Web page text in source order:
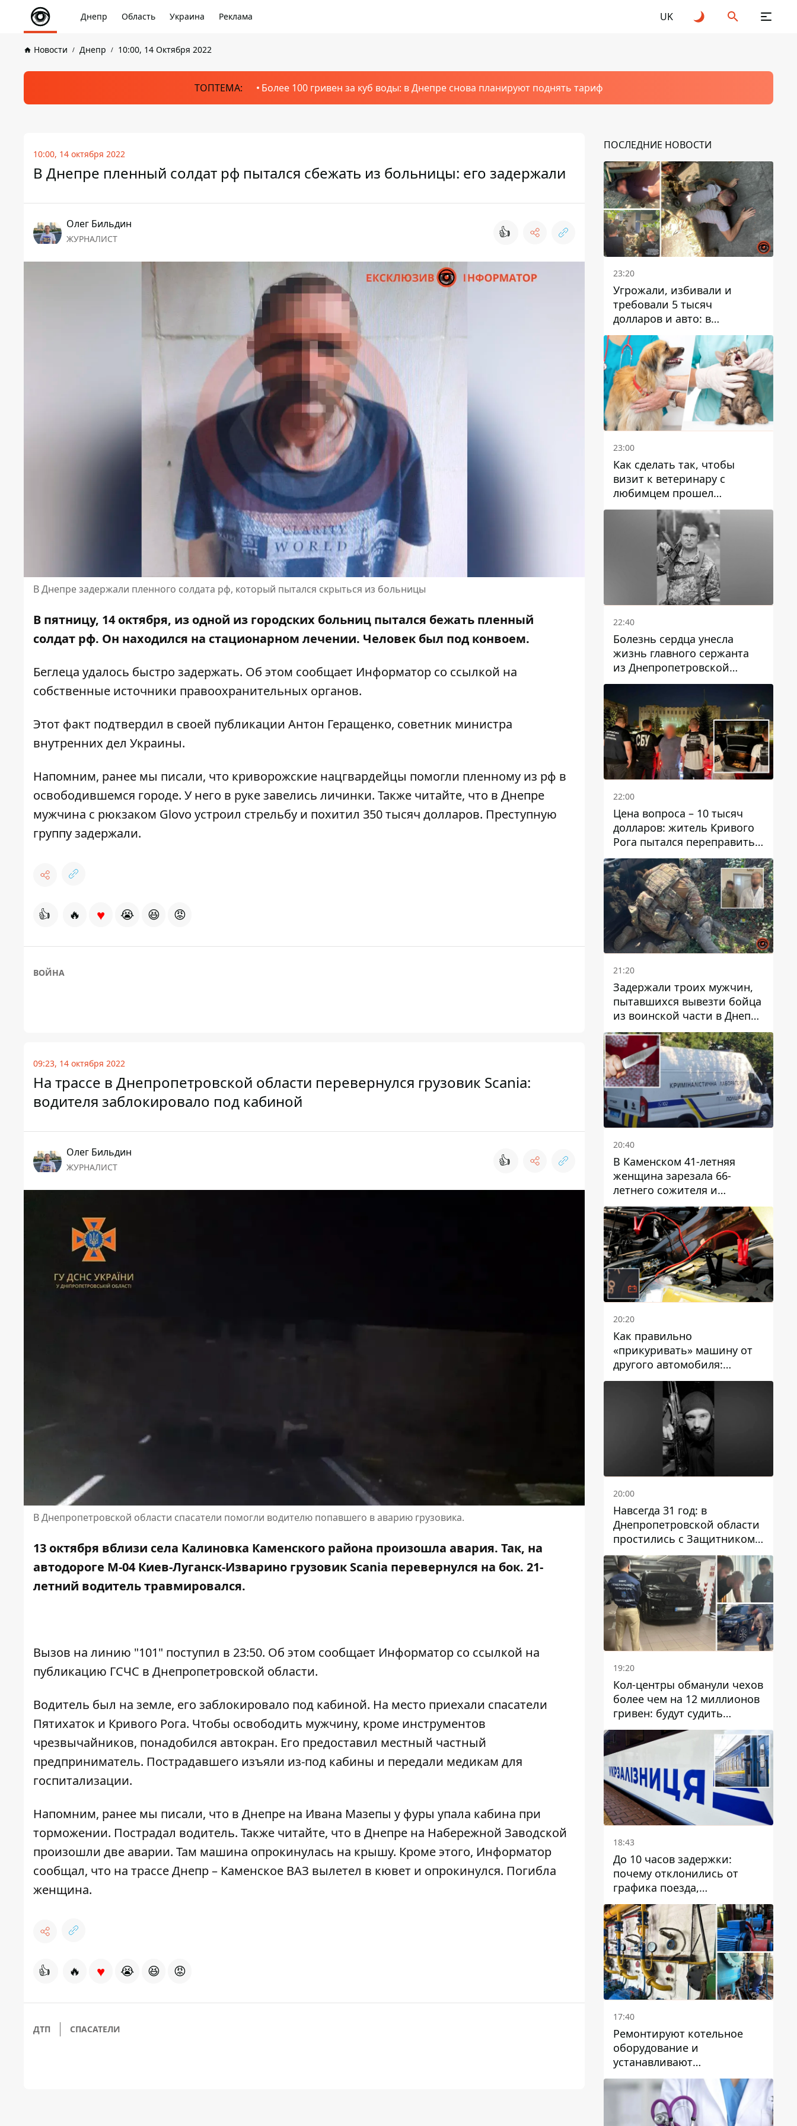
Днепр Область Украина Реклама UK
Новости Днепр 10:00, 14 Октября 2022
ТОПТЕМА: Более 100 гривен за куб воды: в Днепре снова планируют поднять тариф
10:00, 14 октября 2022
В Днепре пленный солдат рф пытался сбежать из больницы: его задержали
Олег Бильдин
ЖУРНАЛИСТ 👍
В Днепре задержали пленного солдата рф, который пытался скрыться из больницы
В пятницу, 14 октября, из одной из городских больниц пытался бежать пленный
солдат рф. Он находился на стационарном лечении. Человек был под конвоем.
Беглеца удалось быстро задержать. Об этом сообщает Информатор со ссылкой на
собственные источники правоохранительных органов.
Этот факт подтвердил в своей публикации Антон Геращенко, советник министра
внутренних дел Украины.
Напомним, ранее мы писали, что криворожские нацгвардейцы помогли пленному из рф в
освободившемся городе. У него в руке завелись личинки. Также читайте, что в Днепре
мужчина с рюкзаком Glovo устроил стрельбу и похитил 350 тысяч долларов. Преступную
группу задержали.
👍 🔥 ♥ 😭 😆 😡
ВОЙНА
09:23, 14 октября 2022
На трассе в Днепропетровской области перевернулся грузовик Scania:
водителя заблокировало под кабиной
Олег Бильдин
ЖУРНАЛИСТ 👍
В Днепропетровской области спасатели помогли водителю попавшего в аварию грузовика.
13 октября вблизи села Калиновка Каменского района произошла авария. Так, на
автодороге М-04 Киев-Луганск-Изварино грузовик Scania перевернулся на бок. 21-
летний водитель травмировался.
Вызов на линию "101" поступил в 23:50. Об этом сообщает Информатор со ссылкой на
публикацию ГСЧС в Днепропетровской области.
Водитель был на земле, его заблокировало под кабиной. На место приехали спасатели
Пятихаток и Кривого Рога. Чтобы освободить мужчину, кроме инструментов
чрезвычайников, понадобился автокран. Его предоставил местный частный
предприниматель. Пострадавшего изъяли из-под кабины и передали медикам для
госпитализации.
Напомним, ранее мы писали, что в Днепре на Ивана Мазепы у фуры упала кабина при
торможении. Пострадал водитель. Также читайте, что в Днепре на Набережной Заводской
произошли две аварии. Там машина опрокинулась на крышу. Кроме этого, Информатор
сообщал, что на трассе Днепр – Каменское ВАЗ вылетел в кювет и опрокинулся. Погибла
женщина.
👍 🔥 ♥ 😭 😆 😡
ДТП СПАСАТЕЛИ
ПОСЛЕДНИЕ НОВОСТИ
23:20
Угрожали, избивали и
требовали 5 тысяч
долларов и авто: в
Павлограде задержали двух
мужчин
23:00
Как сделать так, чтобы
визит к ветеринару с
любимцем прошел
спокойно: простые советы
22:40
Болезнь сердца унесла
жизнь главного сержанта
из Днепропетровской
области Юрия Свистуна
22:00
Цена вопроса – 10 тысяч
долларов: житель Кривого
Рога пытался переправить
мужчину в Словакию
21:20
Задержали троих мужчин,
пытавшихся вывезти бойца
из воинской части в Днепр
за 7 тысяч долларов: среди
них был врач
20:40
В Каменском 41-летняя
женщина зарезала 66-
летнего сожителя и
пыталась обмануть
полицейских
20:20
Как правильно
«прикуривать» машину от
другого автомобиля:
инструкция для водителей
20:00
Навсегда 31 год: в
Днепропетровской области
простились с Защитником
Александром Репиным
19:20
Кол-центры обманули чехов
более чем на 12 миллионов
гривен: будут судить
днепрянина,
организовавшего
транснациональную
преступную организацию
18:43
До 10 часов задержки:
почему отклонились от
графика поезда,
курсирующие через Днепр
и область
17:40
Ремонтируют котельное
оборудование и
устанавливают
генераторные установки:
как в Днепре готовятся к
отопительному сезону